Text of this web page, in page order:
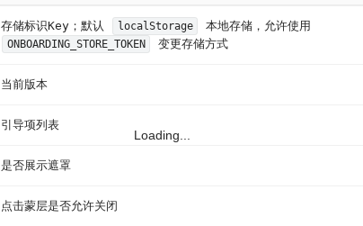
存储标识Key；默认 localStorage 本地存储，允许使用
ONBOARDING_STORE_TOKEN 变更存储方式
当前版本
引导项列表
是否展示遮罩
点击蒙层是否允许关闭
Loading...